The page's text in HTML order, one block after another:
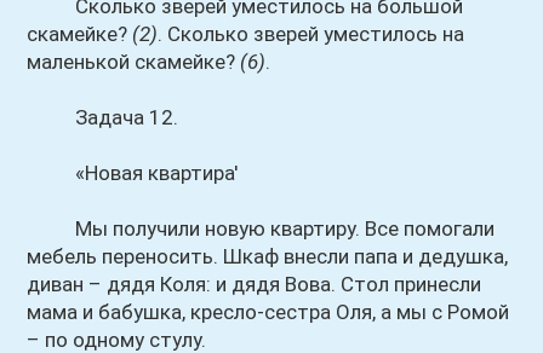
Сколько зверей уместилось на большой
скамейке? (2). Сколько зверей уместилось на
маленькой скамейке? (6).
Задача 12.
«Новая квартира'
Мы получили новую квартиру. Все помогали
мебель переносить. Шкаф внесли папа и дедушка,
диван – дядя Коля: и дядя Вова. Стол принесли
мама и бабушка, кресло-сестра Оля, а мы с Ромой
– по одному стулу.